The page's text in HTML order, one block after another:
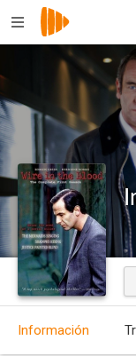
Información